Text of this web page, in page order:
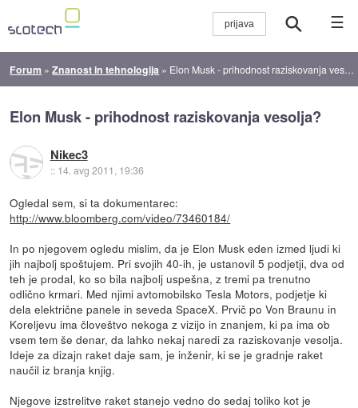
☰
Forum »Znanost in tehnologija » Elon Musk - prihodnost raziskovanja vesolja?
Elon Musk - prihodnost raziskovanja vesolja?
Nikec3
:: 14. avg 2011, 19:36
Ogledal sem, si ta dokumentarec:
http://www.bloomberg.com/video/73460184/
In po njegovem ogledu mislim, da je Elon Musk eden izmed ljudi ki
jih najbolj spoštujem. Pri svojih 40-ih, je ustanovil 5 podjetji, dva od
teh je prodal, ko so bila najbolj uspešna, z tremi pa trenutno
odlično krmari. Med njimi avtomobilsko Tesla Motors, podjetje ki
dela električne panele in seveda SpaceX. Prvič po Von Braunu in
Koreljevu ima človeštvo nekoga z vizijo in znanjem, ki pa ima ob
vsem tem še denar, da lahko nekaj naredi za raziskovanje vesolja.
Ideje za dizajn raket daje sam, je inženir, ki se je gradnje raket
naučil iz branja knjig.
Njegove izstrelitve raket stanejo vedno do sedaj toliko kot je